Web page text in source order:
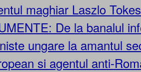
maghiar Laszlo
De la banalul
ungare la amantul
si agentul anti-